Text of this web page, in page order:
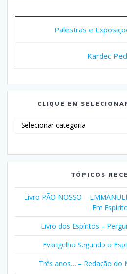
Palestras e
Kardec
CLIQUE EM
TÓPICOS
Livro PÃO NOSSO –
Em Espírito
Livro dos Espíritos –
Evangelho Segundo o
Três anos… – Redação do